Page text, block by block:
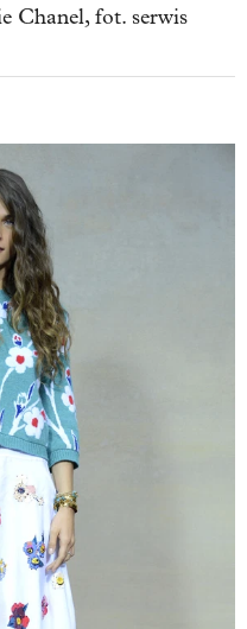
Chanel, fot. serwis